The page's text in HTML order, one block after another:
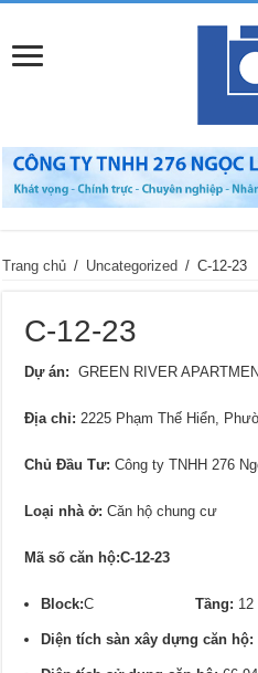
Trang chủ / Uncategorized / C-12-23
C-12-23
Dự án: GREEN RIVER
Địa chỉ: 2225 Phạm Thế Hiển,
Chủ Đầu Tư: Công ty TNHH 276
Loại nhà ở: Căn hộ chung cư
Mã số căn hộ:C-12-23
Block:CTầng:
Diện tích sàn xây dựng căn hộ: